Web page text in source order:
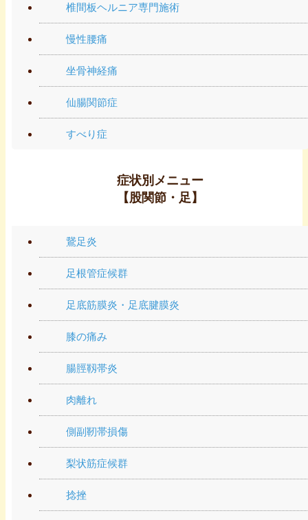
椎間板ヘルニア専門施術
慢性腰痛
坐骨神経痛
仙腸関節症
すべり症
症状別メニュー
【股関節・足】
鵞足炎
足根管症候群
足底筋膜炎・足底腱膜炎
膝の痛み
腸脛靱帯炎
肉離れ
側副靭帯損傷
梨状筋症候群
捻挫